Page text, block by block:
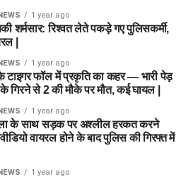
1 year ago
शर्मसार: रिश्वत लेते पकड़े गए पुलिसकर्मी,
|
1 year ago
टाइगर फॉल में प्रकृति का कहर — भारी पेड़
गिरने से 2 की मौके पर मौत, कई घायल |
1 year ago
के साथ सड़क पर अश्लील हरकत करने
वायरल होने के बाद पुलिस की गिरफ्त में
1 year ago